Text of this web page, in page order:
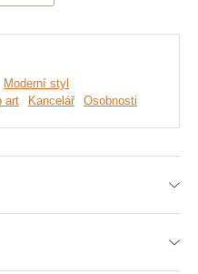
tištěné na dřevěné
Moderní styl
art Kancelář Osobnosti